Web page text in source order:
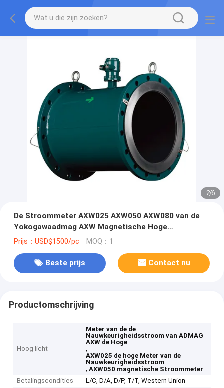
2/6
De Stroommeter AXW025 AXW050 AXW080 van de
Yokogawaadmag AXW Magnetische Hoge
Nauwkeurigheid
Prijs：USD$1500/pc MOQ：1
Beste prijs Contact nu
Productomschrijving
Hoog licht
Meter van de de
Nauwkeurigheidsstroom van ADMAG
AXW de Hoge
,
AXW025 de hoge Meter van de
Nauwkeurigheidsstroom
,AXW050 magnetische Stroommeter
Betalingscondities
L/C, D/A, D/P, T/T, Western Union